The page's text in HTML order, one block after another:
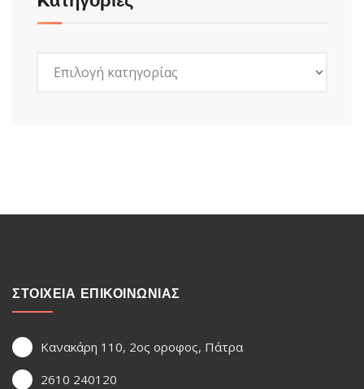
ΣΤΟΙΧΕΙΑ ΕΠΙΚΟΙΝΩΝΙΑΣ
Κανακάρη 110, 2ος οροφος, Πάτρα
2610 240120